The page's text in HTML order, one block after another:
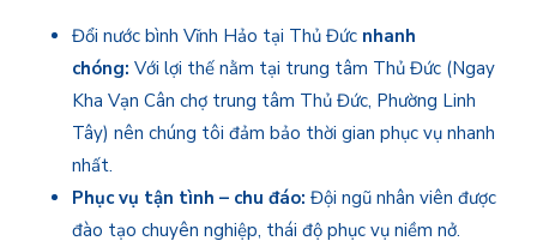
Đổi nước bình Vĩnh Hảo tại Thủ Đức nhanh
chóng: Với lợi thế nằm tại trung tâm Thủ Đức (Ngay
Kha Vạn Cân chợ trung tâm Thủ Đức, Phường Linh
Tây) nên chúng tôi đảm bảo thời gian phục vụ nhanh
nhất.
Phục vụ tận tình – chu đáo: Đội ngũ nhân viên được
đào tạo chuyên nghiệp, thái độ phục vụ niềm nở.